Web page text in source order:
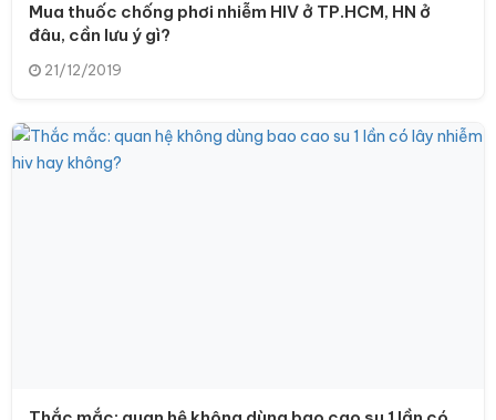
Mua thuốc chống phơi nhiễm HIV ở TP.HCM, HN ở
đâu, cần lưu ý gì?
21/12/2019